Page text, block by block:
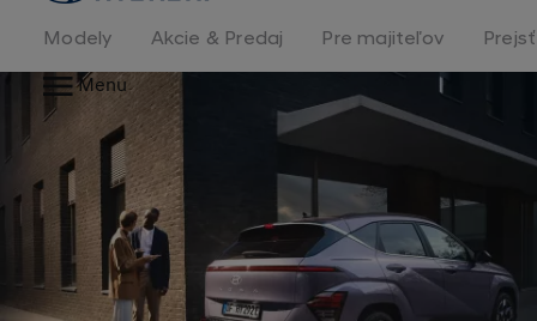
stránka
Modely Akcie & Predaj Pre majiteľov
Menu